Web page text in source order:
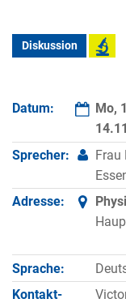
Diskussion
Datum: Mo,
Sprecher:
Frau
Adresse:
Sprache:
Kontakt­